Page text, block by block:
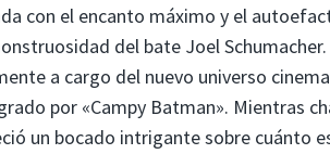
con el encanto máximo y el
del bate Joel
a cargo del nuevo universo
por «Campy Batman». Mientras
un bocado intrigante sobre cuánto